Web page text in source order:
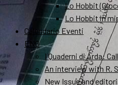
Lo Hobbit
Lo Hobbit in
Calendario Eventi
ENG
I Quaderni di Arda:
An interview with R.
New Issue and